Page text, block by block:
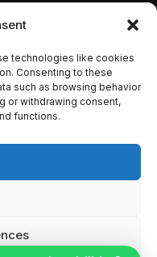
technologies like cookies
Consenting to these
such as browsing behavior
or withdrawing consent,
functions.
All Rights